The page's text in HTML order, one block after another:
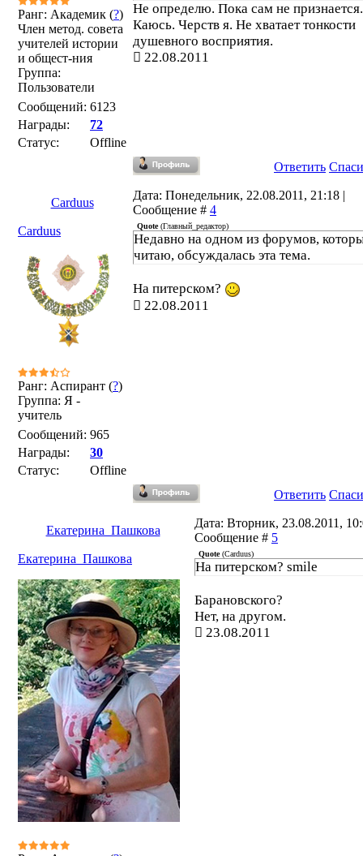
Ранг: Академик (?)
Член метод. совета
учителей истории
и общест-ния
Группа:
Пользователи
Сообщений: 6123
Награды:
72
Статус:
Offline
Не определю. Пока сам не признается.
Каюсь. Черств я. Не хватает тонкости
душевного восприятия.
22.08.2011
Ответить
Carduus
Дата: Понедельник, 22.08.2011, 21:18 |
Сообщение # 4
Carduus
Ранг: Аспирант (?)
Группа: Я -
учитель
Сообщений: 965
Награды:
30
Статус:
Offline
Quote(Главный_редактор)
Недавно на одном из форумов,
читаю, обсуждалась эта тема.
На питерском?
22.08.2011
Ответить
Екатерина_Пашкова
Дата: Вторник, 23.08.2011,
Сообщение # 5
Екатерина_Пашкова
Quote(Carduus)
На питерском? smile
Барановского?
Нет, на другом.
23.08.2011